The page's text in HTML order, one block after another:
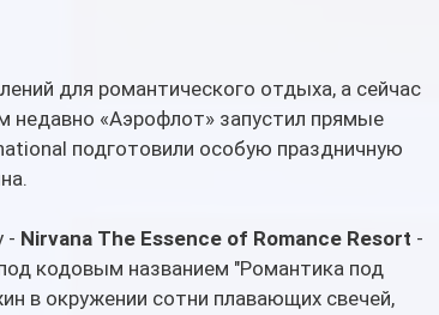
для романтического отдыха, а сейчас
недавно «Аэрофлот» запустил прямые
подготовили особую праздничную
- Nirvana The Essence of Romance Resort -
кодовым названием "Романтика под
в окружении сотни плавающих свечей,